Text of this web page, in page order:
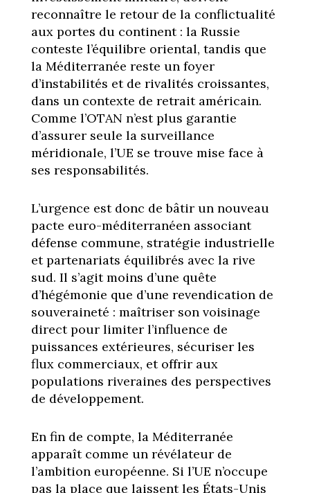
reconnaître le retour de la conflictualité
aux portes du continent : la Russie
conteste l’équilibre oriental, tandis que
la Méditerranée reste un foyer
d’instabilités et de rivalités croissantes,
dans un contexte de retrait américain.
Comme l’OTAN n’est plus garantie
d’assurer seule la surveillance
méridionale, l’UE se trouve mise face à
ses responsabilités.
L’urgence est donc de bâtir un nouveau
pacte euro-méditerranéen associant
défense commune, stratégie industrielle
et partenariats équilibrés avec la rive
sud. Il s’agit moins d’une quête
d’hégémonie que d’une revendication de
souveraineté : maîtriser son voisinage
direct pour limiter l’influence de
puissances extérieures, sécuriser les
flux commerciaux, et offrir aux
populations riveraines des perspectives
de développement.
En fin de compte, la Méditerranée
apparaît comme un révélateur de
l’ambition européenne. Si l’UE n’occupe
pas la place que laissent les États-Unis